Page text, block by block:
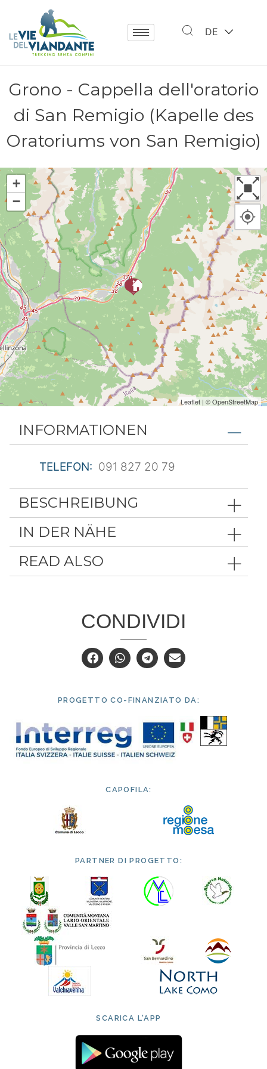
DE
Grono - Cappella dell'oratorio
di San Remigio (Kapelle des
Oratoriums von San Remigio)
INFORMATIONEN
TELEFON: 091 827 20 79
BESCHREIBUNG
IN DER NÄHE
READ ALSO
+
−
Leaflet | ©OpenStreetMap
CONDIVIDI
PROGETTO CO-FINANZIATO DA:
CAPOFILA:
PARTNER DI PROGETTO:
SCARICA L'APP